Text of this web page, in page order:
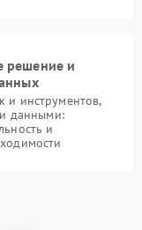
решение и
и инструментов,
данными:
и